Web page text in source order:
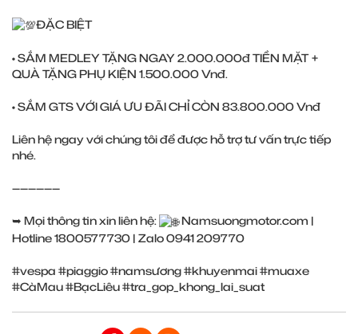
ĐẶC BIỆT
• SẮM MEDLEY TẶNG NGAY 2.000.000đ TIỀN MẶT +
QUÀ TẶNG PHỤ KIỆN 1.500.000 Vnđ.
• SẮM GTS VỚI GIÁ ƯU ĐÃI CHỈ CÒN 83.800.000 Vnđ
Liên hệ ngay với chúng tôi để được hỗ trợ tư vấn trực tiếp
nhé.
——————
➥ Mọi thông tin xin liên hệ: Namsuongmotor.com |
Hotline 1800577730 | Zalo 0941 209770
#vespa #piaggio#namsương#khuyenmai#muaxe
#CàMau#BạcLiêu#tra_gop_khong_lai_suat